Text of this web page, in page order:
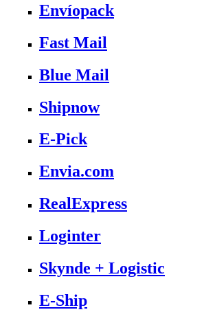
Envíopack
Fast Mail
Blue Mail
Shipnow
E-Pick
Envia.com
RealExpress
Loginter
Skynde + Logistic
E-Ship